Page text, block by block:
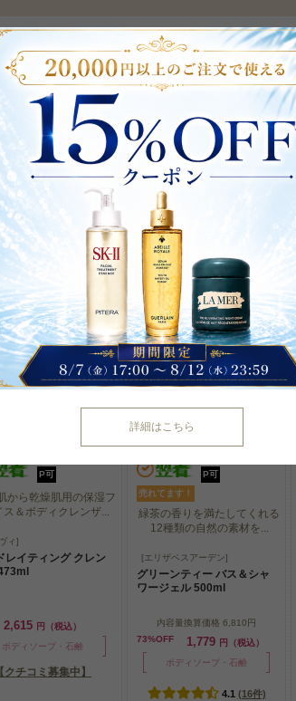
5%pt還元｜最短3日｜8,000円以上全国送料無料
ロ
新
ケア メイクアップ ボディケア ヘアケア
詳細はこちら
選ぶ ボディソープ・石鹸
ィソープ・石鹸
1 2 次 ＞＞
P可
から乾燥肌用の保湿フ
ス＆ボディクレンザ...
から乾燥肌用の保湿フ
ス＆ボディクレンザ...
ィ]
レイティング クレン
2,615 円（税込）
ボディソープ・石鹸
【クチコミ募集中】
73%
OFF
P可
売れてます！
緑茶の香りを満たしてくれる
12種類の自然の素材を...
緑茶の香りを満たしてくれる
12種類の自然の素材を...
[エリザベスアーデン]
グリーンティー バス＆シャ
ワージェル 500ml
内容量換算価格 6,810円
73%OFF
1,779 円（税込）
ボディソープ・石鹸
4.1 (16件)